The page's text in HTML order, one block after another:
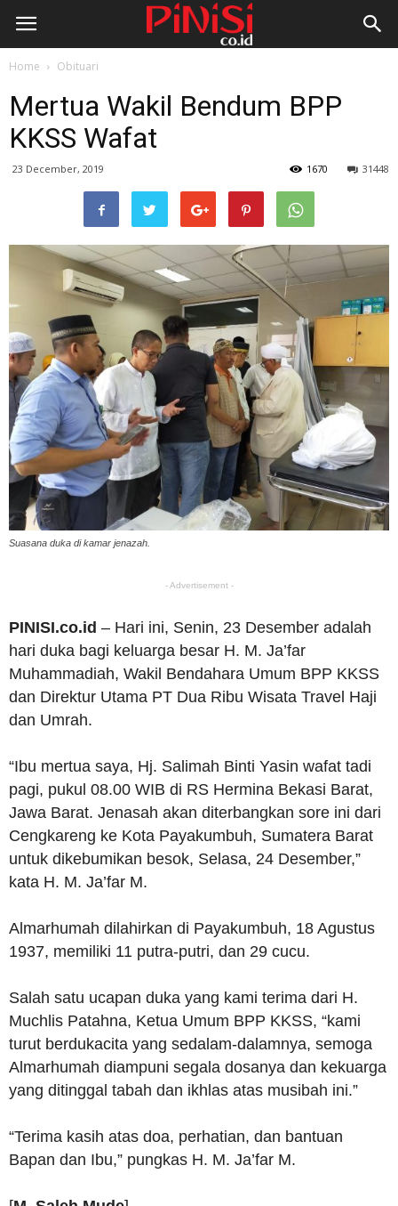
Home Obituari
Mertua Wakil Bendum BPP
KKSS Wafat
23 December, 2019 31448
1670
Suasana duka di kamar jenazah.
- Advertisement -
PINISI.co.id – Hari ini, Senin, 23 Desember adalah
hari duka bagi keluarga besar H. M. Ja’far
Muhammadiah, Wakil Bendahara Umum BPP KKSS
dan Direktur Utama PT Dua Ribu Wisata Travel Haji
dan Umrah.
“Ibu mertua saya, Hj. Salimah Binti Yasin wafat tadi
pagi, pukul 08.00 WIB di RS Hermina Bekasi Barat,
Jawa Barat. Jenasah akan diterbangkan sore ini dari
Cengkareng ke Kota Payakumbuh, Sumatera Barat
untuk dikebumikan besok, Selasa, 24 Desember,”
kata H. M. Ja’far M.
Almarhumah dilahirkan di Payakumbuh, 18 Agustus
1937, memiliki 11 putra-putri, dan 29 cucu.
Salah satu ucapan duka yang kami terima dari H.
Muchlis Patahna, Ketua Umum BPP KKSS, “kami
turut berdukacita yang sedalam-dalamnya, semoga
Almarhumah diampuni segala dosanya dan kekuarga
yang ditinggal tabah dan ikhlas atas musibah ini.”
“Terima kasih atas doa, perhatian, dan bantuan
Bapan dan Ibu,” pungkas H. M. Ja’far M.